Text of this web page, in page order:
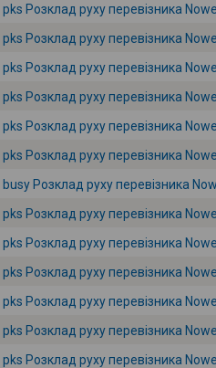
pks Розклад руху перевізника
pks Розклад руху перевізника
pks Розклад руху перевізника
pks Розклад руху перевізника
pks Розклад руху перевізника
pks Розклад руху перевізника
busy Розклад руху перевізника
pks Розклад руху перевізника
pks Розклад руху перевізника
pks Розклад руху перевізника
pks Розклад руху перевізника
pks Розклад руху перевізника
pks Розклад руху перевізника